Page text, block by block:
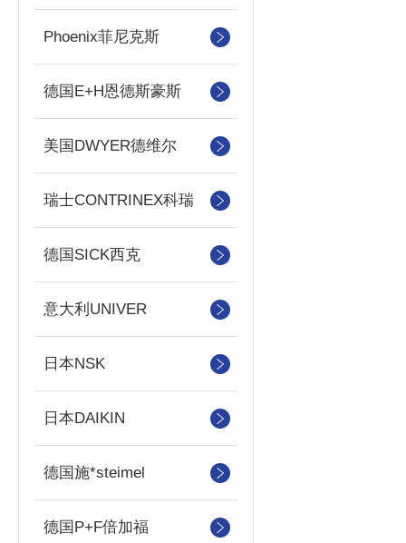
Phoenix菲尼克斯
德国E+H恩德斯豪斯
美国DWYER德维尔
瑞士CONTRINEX科瑞
德国SICK西克
意大利UNIVER
日本NSK
日本DAIKIN
德国施*steimel
德国P+F倍加福